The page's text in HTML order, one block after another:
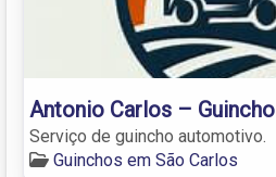
Antonio Carlos – Guincho
Serviço de guincho automotivo.
Guinchos em São Carlos